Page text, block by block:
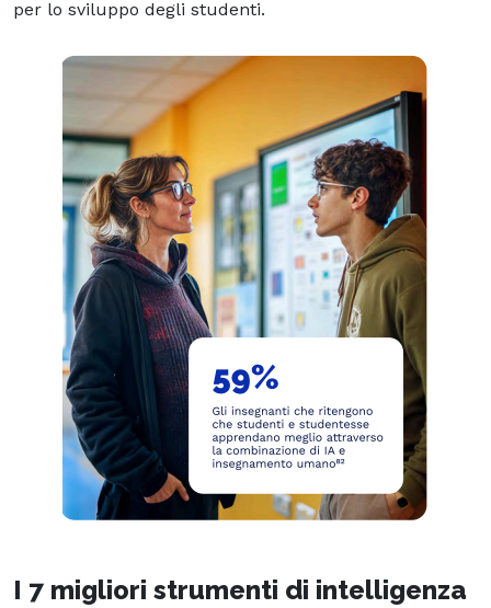
per lo sviluppo degli studenti.
I 7 migliori strumenti di intelligenza